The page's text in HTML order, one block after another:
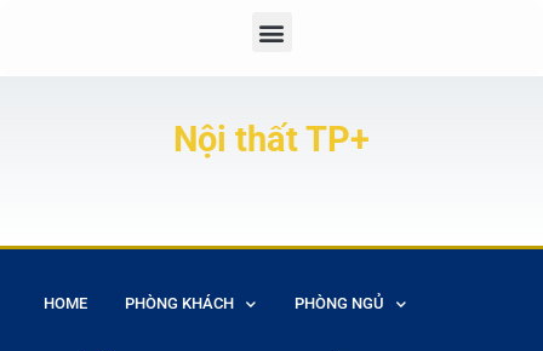
Nội thất TP+
HOME PHÒNG KHÁCH PHÒNG NGỦ